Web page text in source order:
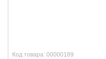
Код товара: 00000189